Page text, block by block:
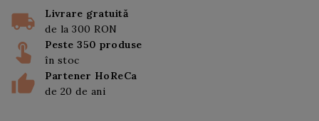
Livrare gratuită
de la 300 RON
Peste 350 produse
în stoc
Partener HoReCa
de 20 de ani